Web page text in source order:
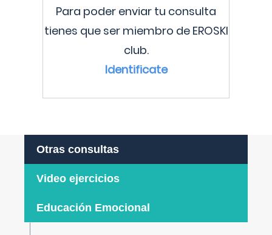
Para poder enviar tu consulta
tienes que ser miembro de EROSKI
club.
Identificate
Otras consultas
Video ejercicios
Educación Emocional